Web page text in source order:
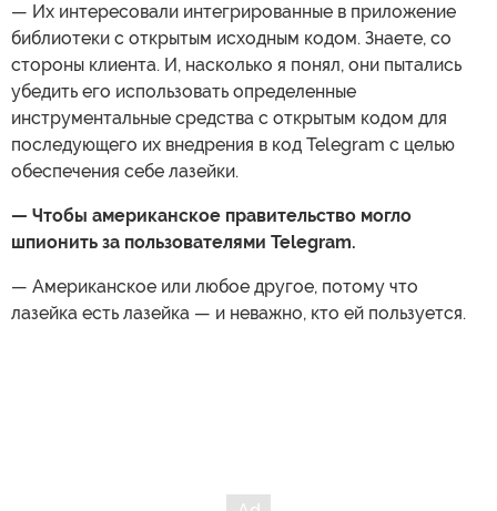
— Их интересовали интегрированные в приложение
библиотеки с открытым исходным кодом. Знаете, со
стороны клиента. И, насколько я понял, они пытались
убедить его использовать определенные
инструментальные средства с открытым кодом для
последующего их внедрения в код Telegram с целью
обеспечения себе лазейки.
— Чтобы американское правительство могло
шпионить за пользователями Telegram.
— Американское или любое другое, потому что
лазейка есть лазейка — и неважно, кто ей пользуется.